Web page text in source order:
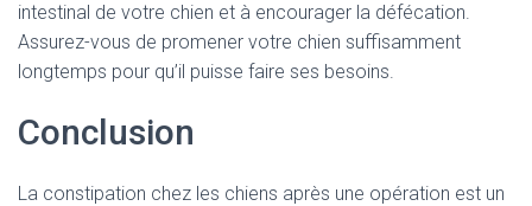
intestinal de votre chien et à encourager la défécation.
Assurez-vous de promener votre chien suffisamment
longtemps pour qu’il puisse faire ses besoins.
Conclusion
La constipation chez les chiens après une opération est un